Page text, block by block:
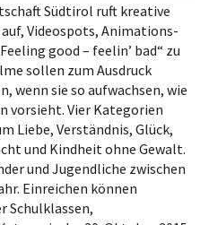
Südtirol ruft kreative
Videospots, Animations-
good – feelin’ bad“ zu
sollen zum Ausdruck
wenn sie so aufwachsen, wie
vorsieht. Vier Kategorien
Liebe, Verständnis, Glück,
und Kindheit ohne Gewalt.
und Jugendliche zwischen
Einreichen können
Schulklassen,